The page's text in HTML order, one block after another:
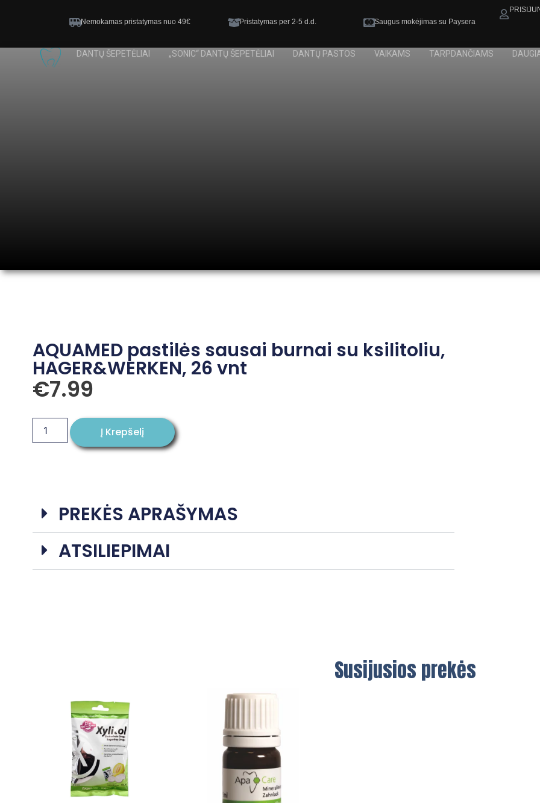
Nemokamas pristatymas nuo 49€ Pristatymas per 2-5 d.d. Saugus mokėjimas su Paysera
DANTŲ ŠEPETĖLIAI „SONIC“ DANTŲ ŠEPETĖLIAI DANTŲ PASTOS VAIKAMS TARPDANČIAMS
AQUAMED pastilės sausai burnai su ksilitoliu,
HAGER&WERKEN, 26 vnt
€7.99
PREKĖS APRAŠYMAS
ATSILIEPIMAI
Į Krepšelį
Susijusios prekės